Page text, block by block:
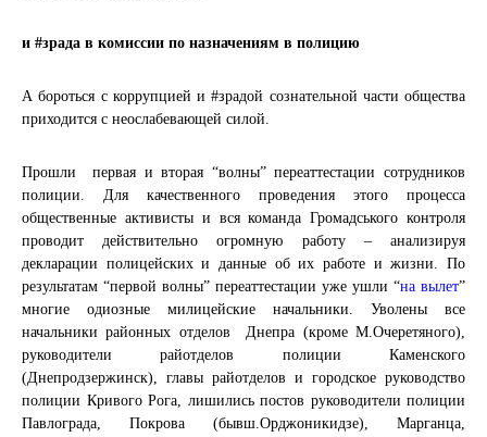
и #зрада в комиссии по назначениям в полицию
А бороться с коррупцией и #зрадой сознательной части общества
приходится с неослабевающей силой.
Прошли первая и вторая “волны” переаттестации сотрудников
полиции. Для качественного проведения этого процесса
общественные активисты и вся команда Громадського контроля
проводит действительно огромную работу – анализируя
декларации полицейских и данные об их работе и жизни. По
результатам “первой волны” переаттестации уже ушли “на вылет”
многие одиозные милицейские начальники. Уволены все
начальники районных отделов Днепра (кроме М.Очеретяного),
руководители райотделов полиции Каменского
(Днепродзержинск), главы райотделов и городское руководство
полиции Кривого Рога, лишились постов руководители полиции
Павлограда, Покрова (бывш.Орджоникидзе), Марганца,